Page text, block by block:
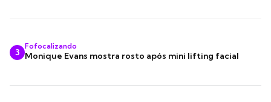
3
Fofocalizando
Monique Evans mostra rosto após mini lifting facial